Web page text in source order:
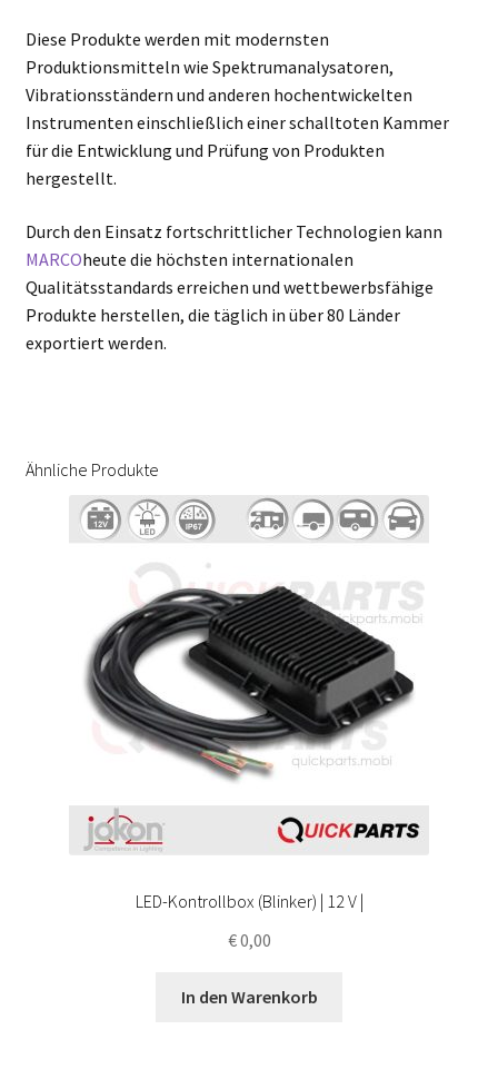
Diese Produkte werden mit modernsten
Produktionsmitteln wie Spektrumanalysatoren,
Vibrationsständern und anderen hochentwickelten
Instrumenten einschließlich einer schalltoten Kammer
für die Entwicklung und Prüfung von Produkten
hergestellt.
Durch den Einsatz fortschrittlicher Technologien kann
MARCOheute die höchsten internationalen
Qualitätsstandards erreichen und wettbewerbsfähige
Produkte herstellen, die täglich in über 80 Länder
exportiert werden.
Ähnliche Produkte
LED-Kontrollbox (Blinker) | 12 V |
€0,00
In den Warenkorb